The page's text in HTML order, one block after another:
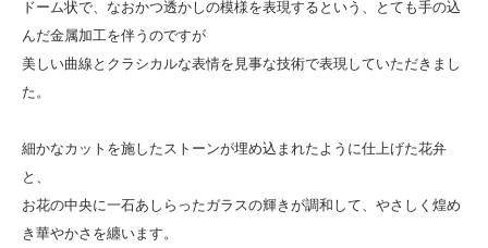
ドーム状で、なおかつ透かしの模様を表現するという、とても手の込
んだ金属加工を伴うのですが
美しい曲線とクラシカルな表情を見事な技術で表現していただきまし
た。
細かなカットを施したストーンが埋め込まれたように仕上げた花弁
と、
お花の中央に一石あしらったガラスの輝きが調和して、やさしく煌め
き華やかさを纏います。